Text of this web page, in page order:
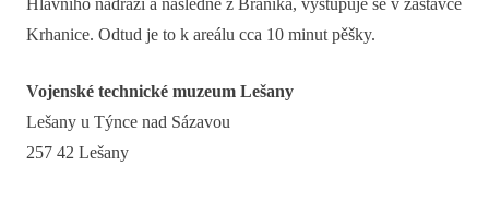
Hlavního nádraží a následně z Braníka, vystupuje se v zastávce
Krhanice. Odtud je to k areálu cca 10 minut pěšky.
Vojenské technické muzeum Lešany
Lešany u Týnce nad Sázavou
257 42 Lešany